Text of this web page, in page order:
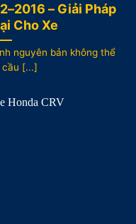
– Giải Pháp
Cho Xe
nguyên bản không thể
cầu [...]